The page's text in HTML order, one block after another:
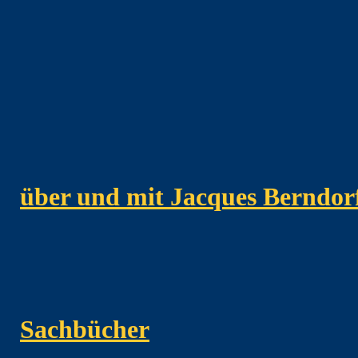
über und mit Jacques
Sachbücher